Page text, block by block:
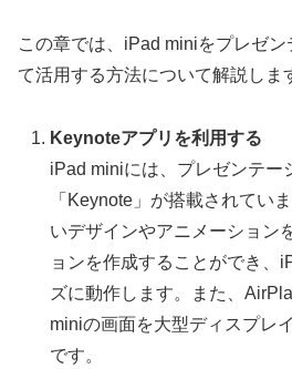
この章では、iPad miniをプレゼ
て活用する方法について解説しま
Keynoteアプリを利用する
iPad miniには、プレゼンテー
「Keynote」が搭載されてい
いデザインやアニメーション
ョンを作成することができ、
ズに動作します。また、
miniの画面を大型ディスプレ
です。